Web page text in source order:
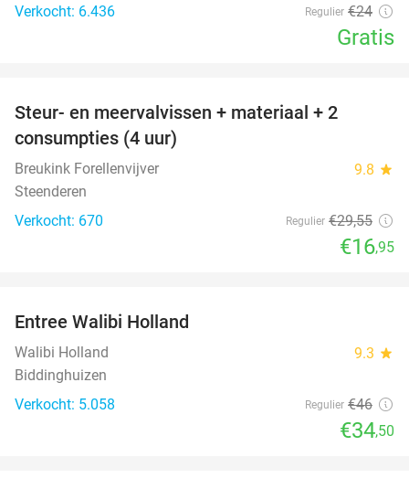
Verkocht: 6.436
Regulier €24
Gratis
Steur- en meervalvissen + materiaal + 2
consumpties (4 uur)
Breukink Forellenvijver 9.8 star
Steenderen
Verkocht: 670
Regulier €29,55
€16,95
Entree Walibi Holland
Walibi Holland 9.3 star
Biddinghuizen
Verkocht: 5.058
Regulier €46
€34,50